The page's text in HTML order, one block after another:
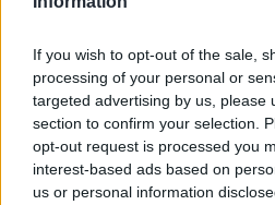
If you wish to opt-out of the sale,
processing of your personal or
targeted advertising by us, please
section to confirm your selection.
opt-out request is processed you
interest-based ads based on
us or personal information
Ροή ειδήσεων
05:41
Φεύγουμε για διακοπές; Τα 7
κάνουμε στο σπίτι πριν